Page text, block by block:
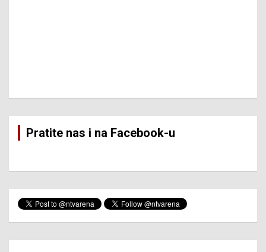
Pratite nas i na Facebook-u